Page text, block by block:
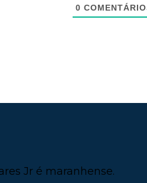
0
Jr é maranhense.